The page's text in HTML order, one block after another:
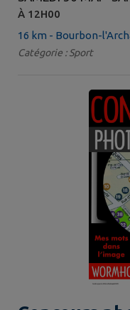
À 12H00
16 km - Bourbon-
Catégorie : Sport